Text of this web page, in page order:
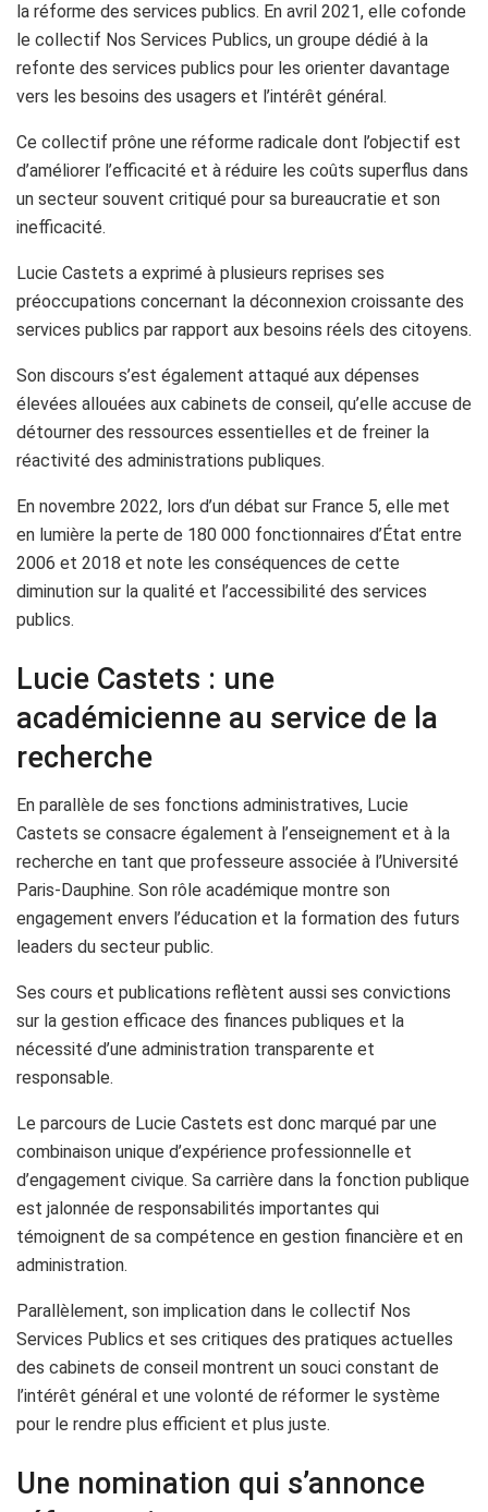
la réforme des services publics. En avril 2021, elle cofonde
le collectif Nos Services Publics, un groupe dédié à la
refonte des services publics pour les orienter davantage
vers les besoins des usagers et l’intérêt général.
Ce collectif prône une réforme radicale dont l’objectif est
d’améliorer l’efficacité et à réduire les coûts superflus dans
un secteur souvent critiqué pour sa bureaucratie et son
inefficacité.
Lucie Castets a exprimé à plusieurs reprises ses
préoccupations concernant la déconnexion croissante des
services publics par rapport aux besoins réels des citoyens.
Son discours s’est également attaqué aux dépenses
élevées allouées aux cabinets de conseil, qu’elle accuse de
détourner des ressources essentielles et de freiner la
réactivité des administrations publiques.
En novembre 2022, lors d’un débat sur France 5, elle met
en lumière la perte de 180 000 fonctionnaires d’État entre
2006 et 2018 et note les conséquences de cette
diminution sur la qualité et l’accessibilité des services
publics.
Lucie Castets : une
académicienne au service de la
recherche
En parallèle de ses fonctions administratives, Lucie
Castets se consacre également à l’enseignement et à la
recherche en tant que professeure associée à l’Université
Paris-Dauphine. Son rôle académique montre son
engagement envers l’éducation et la formation des futurs
leaders du secteur public.
Ses cours et publications reflètent aussi ses convictions
sur la gestion efficace des finances publiques et la
nécessité d’une administration transparente et
responsable.
Le parcours de Lucie Castets est donc marqué par une
combinaison unique d’expérience professionnelle et
d’engagement civique. Sa carrière dans la fonction publique
est jalonnée de responsabilités importantes qui
témoignent de sa compétence en gestion financière et en
administration.
Parallèlement, son implication dans le collectif Nos
Services Publics et ses critiques des pratiques actuelles
des cabinets de conseil montrent un souci constant de
l’intérêt général et une volonté de réformer le système
pour le rendre plus efficient et plus juste.
Une nomination qui s’annonce